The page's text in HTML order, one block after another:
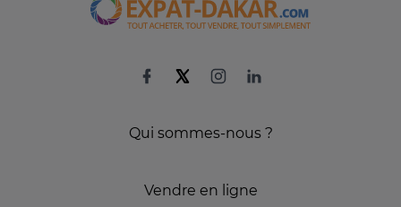
Qui sommes-nous ?
Vendre en ligne